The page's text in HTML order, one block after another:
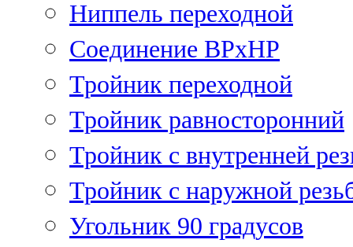
Ниппель переходной
Соединение ВРхНР
Тройник переходной
Тройник равносторонний
Тройник с внутренней
Тройник с наружной
Угольник 90 градусов